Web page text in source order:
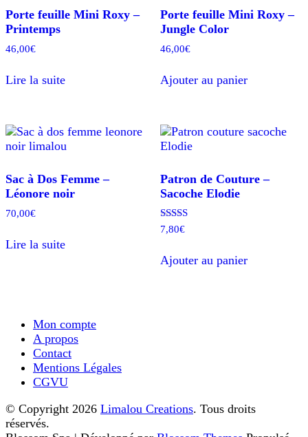
Porte feuille Mini Roxy –
Printemps
46,00€
Lire la suite
Porte feuille Mini Roxy –
Jungle Color
46,00€
Ajouter au panier
Sac à Dos Femme –
Léonore noir
70,00€
Lire la suite
Patron de Couture –
Sacoche Elodie
Note
7,80€
Ajouter au panier
Mon compte
A propos
Contact
Mentions Légales
CGVU
© Copyright 2026 Limalou Creations. Tous droits
réservés.